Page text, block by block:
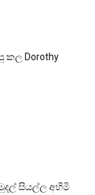
කල Dorothy
සියල්ල අහිමි